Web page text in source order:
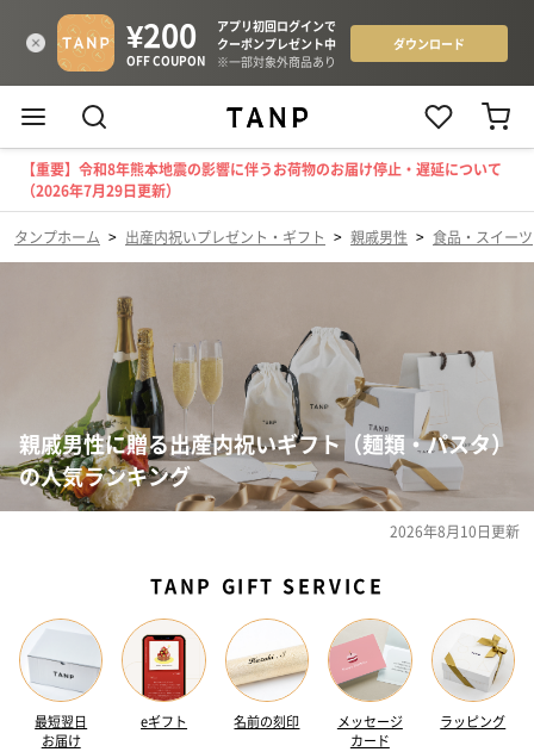
【重要】令和8年熊本地震の影響に伴うお荷物のお届け停止・遅延について
（2026年7月29日更新）
タンプホーム > 出産内祝いプレゼント・ギフト > 親戚男性 > 食品・スイーツ
親戚男性に贈る出産内祝いギフト（麺類・パスタ）
の人気ランキング
2026年8月10日更新
TANP GIFT SERVICE
最短翌日
お届け
eギフト 名前の刻印
メッセージ
カード
ラッピング